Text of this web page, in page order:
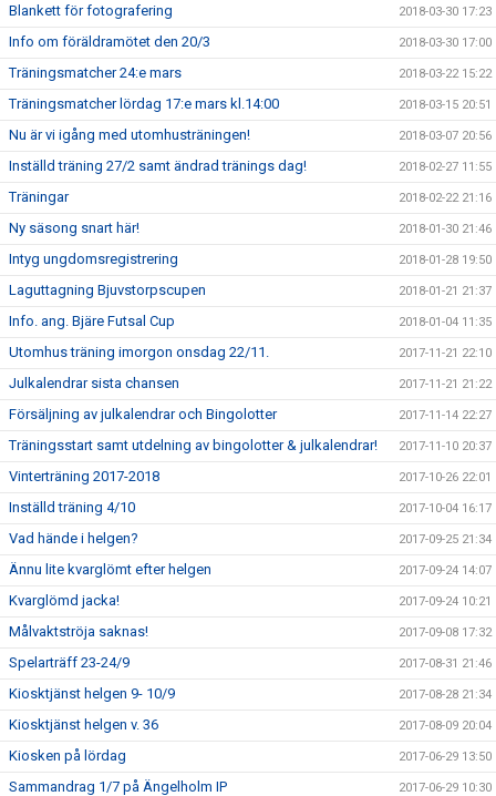
Blankett för fotografering 2018-03-30 17:23
Info om föräldramötet den 20/3 2018-03-30 17:00
Träningsmatcher 24:e mars 2018-03-22 15:22
Träningsmatcher lördag 17:e mars kl.14:00 2018-03-15 20:51
Nu är vi igång med utomhusträningen! 2018-03-07 20:56
Inställd träning 27/2 samt ändrad tränings dag! 2018-02-27 11:55
Träningar 2018-02-22 21:16
Ny säsong snart här! 2018-01-30 21:46
Intyg ungdomsregistrering 2018-01-28 19:50
Laguttagning Bjuvstorpscupen 2018-01-21 21:37
Info. ang. Bjäre Futsal Cup 2018-01-04 11:35
Utomhus träning imorgon onsdag 22/11. 2017-11-21 22:10
Julkalendrar sista chansen 2017-11-21 21:22
Försäljning av julkalendrar och Bingolotter 2017-11-14 22:27
Träningsstart samt utdelning av bingolotter & julkalendrar! 2017-11-10 20:37
Vinterträning 2017-2018 2017-10-26 22:01
Inställd träning 4/10 2017-10-04 16:17
Vad hände i helgen? 2017-09-25 21:34
Ännu lite kvarglömt efter helgen 2017-09-24 14:07
Kvarglömd jacka! 2017-09-24 10:21
Målvaktströja saknas! 2017-09-08 17:32
Spelarträff 23-24/9 2017-08-31 21:46
Kiosktjänst helgen 9- 10/9 2017-08-28 21:34
Kiosktjänst helgen v. 36 2017-08-09 20:04
Kiosken på lördag 2017-06-29 13:50
Sammandrag 1/7 på Ängelholm IP 2017-06-29 10:30